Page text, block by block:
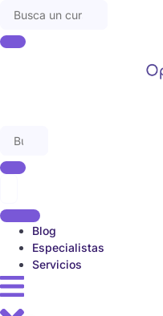
Blog
Especialistas
Servicios